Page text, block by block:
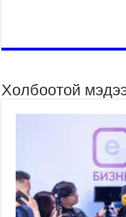
Холбоотой